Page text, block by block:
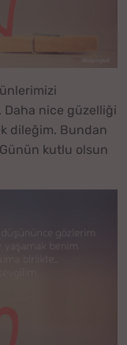
Daha nice güzelliği
dileğim. Bundan
kutlu olsun